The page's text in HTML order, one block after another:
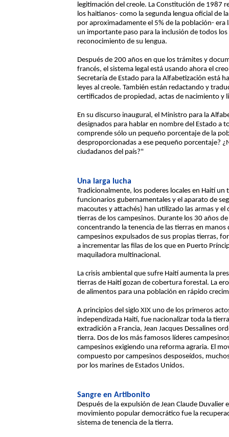
legitimación del creole. La Constitución de 1987
los haitianos- como la segunda lengua oficial de
por aproximadamente el 5% de la población-
un importante paso para la inclusión de todos
reconocimiento de su lengua.
Después de 200 años en que los trámites y
francés, el sistema legal está usando ahora el
Secretaría de Estado para la Alfabetización está
leyes al creole. También están redactando y
certificados de propiedad, actas de nacimiento y
En su discurso inaugural, el Ministro para la
designados para hablar en nombre del Estado a
comprende sólo un pequeño porcentaje de la
desproporcionadas a ese pequeño porcentaje?
ciudadanos del país?"
Una larga lucha
Tradicionalmente, los poderes locales en Haití
funcionarios gubernamentales y el aparato de
macoutes y attachés) han utilizado las armas y
tierras de los campesinos. Durante los 30 años
concentrando la tenencia de las tierras en
campesinos expulsados de sus propias tierras,
a incrementar las filas de los que en Puerto
maquiladora multinacional.
La crisis ambiental que sufre Haití aumenta la
tierras de Haití gozan de cobertura forestal. La
de alimentos para una población en rápido
A principios del siglo XIX uno de los primeros
independizada Haití, fue nacionalizar toda la
extradición a Francia, Jean Jacques Dessalines
tierra. Dos de los más famosos líderes
campesinos exigiendo una reforma agraria. El
compuesto por campesinos desposeídos,
por los marines de Estados Unidos.
Sangre en Artibonito
Después de la expulsión de Jean Claude
movimiento popular democrático fue la
sistema de tenencia de la tierra.